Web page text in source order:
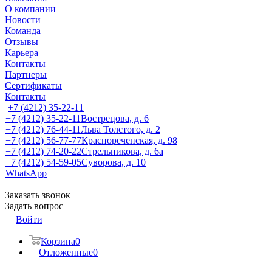
О компании
Новости
Команда
Отзывы
Карьера
Контакты
Партнеры
Сертификаты
Контакты
+7 (4212) 35-22-11
+7 (4212) 35-22-11Вострецова, д. 6
+7 (4212) 76-44-11Льва Толстого, д. 2
+7 (4212) 56-77-77Краснореченская, д. 98
+7 (4212) 74-20-22Стрельникова, д. 6а
+7 (4212) 54-59-05Суворова, д. 10
WhatsApp
Заказать звонок
Задать вопрос
Войти
Корзина0
Отложенные0